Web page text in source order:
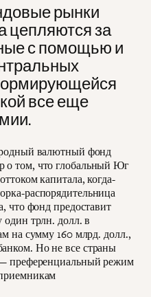
рынки
цепляются за
с помощью и
все еще
валютный фонд
том, что глобальный Юг
капитала, когда-
распорядительница
что фонд предоставит
трлн. долл. в
на сумму 160 млрд. долл.,
Но не все страны
преференциальный режим